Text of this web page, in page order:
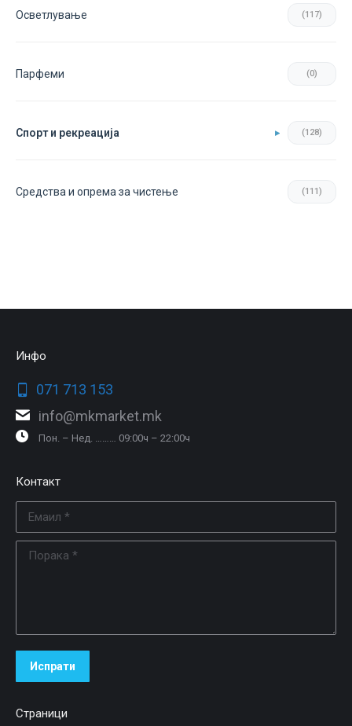
Осветлување (117)
Парфеми (0)
Спорт и рекреација (128)
Средства и опрема за чистење (111)
Инфо
071 713 153
info@mkmarket.mk
Пон. – Нед. ……… 09:00ч – 22:00ч
Контакт
Порака *
Испрати
Страници